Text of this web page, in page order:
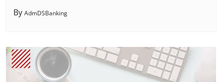
By AdmDSBanking